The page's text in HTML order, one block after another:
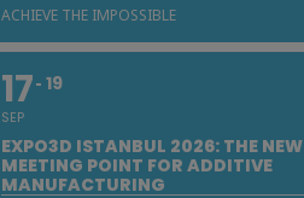
ACHIEVE THE IMPOSSIBLE
17
SEP
19
EXPO3D ISTANBUL 2026: THE NEW
MEETING POINT FOR ADDITIVE
MANUFACTURING